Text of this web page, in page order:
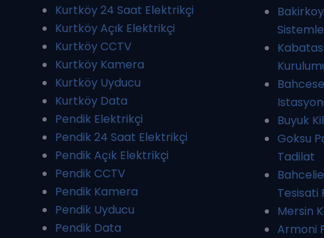
Kurtköy 24 Saat Elektrikçi
Kurtköy Açık Elektrikçi
Kurtköy CCTV
Kurtköy Kamera
Kurtköy Uyducu
Kurtköy Data
Pendik Elektrikçi
Pendik 24 Saat Elektrikçi
Pendik Açık Elektrikçi
Pendik CCTV
Pendik Kamera
Pendik Uyducu
Pendik Data
Buyuk
Goksu
Tadilat
Tesisati
Mersin
Armoni